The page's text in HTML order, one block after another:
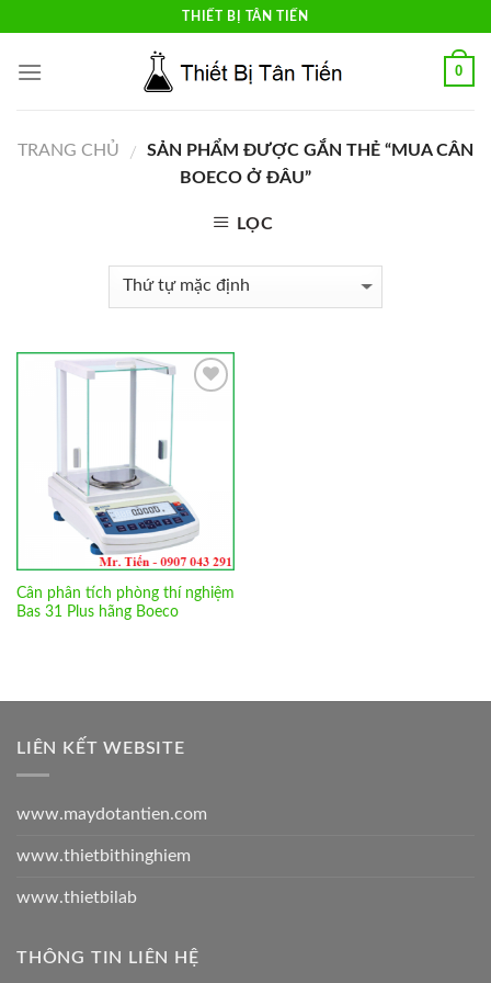
content
THIẾT BỊ TÂN TIẾN
0
TRANG CHỦ /
SẢN PHẨM ĐƯỢC GẮN THẺ “MUA CÂN
BOECO Ở ĐÂU”
LỌC
Cân phân tích phòng thí nghiệm
Bas 31 Plus hãng Boeco
LIÊN KẾT WEBSITE
www.maydotantien.com
www.thietbithinghiem
www.thietbilab
THÔNG TIN LIÊN HỆ